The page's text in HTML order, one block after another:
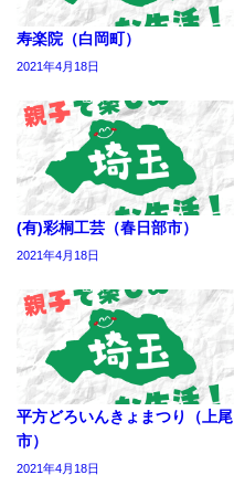
寿楽院（白岡町）
2021年4月18日
(有)彩桐工芸（春日部市）
2021年4月18日
平方どろいんきょまつり（上尾
市）
2021年4月18日